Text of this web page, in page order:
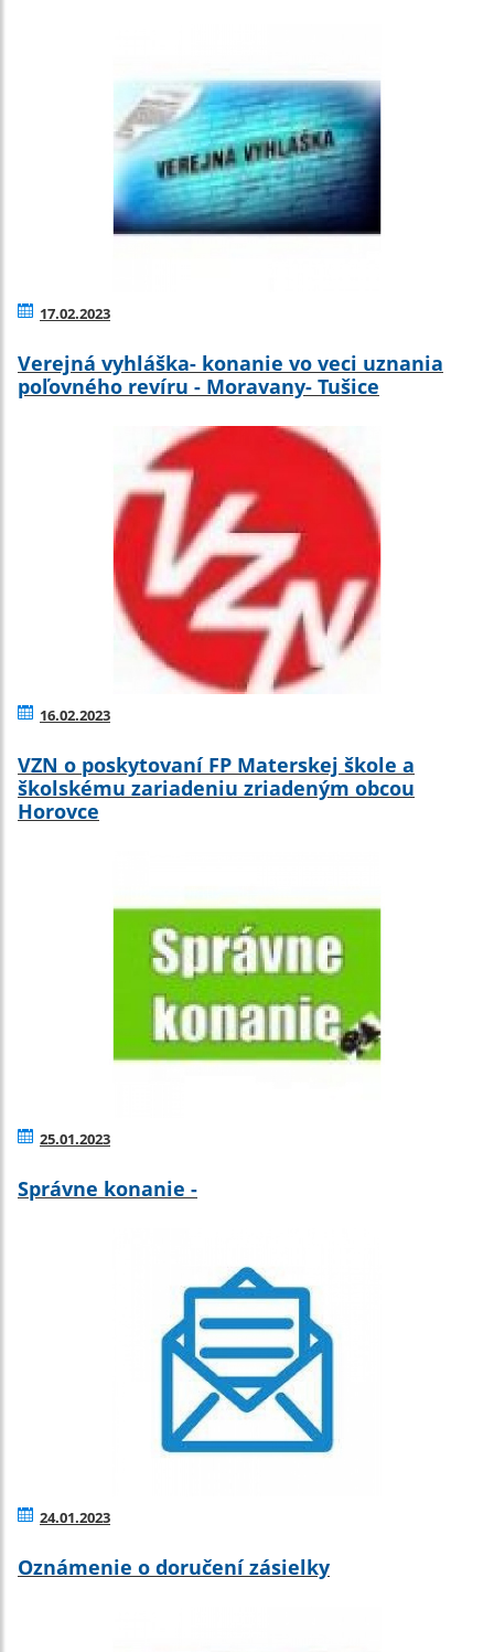
17.02.2023
Verejná vyhláška- konanie vo veci uznania
poľovného revíru - Moravany- Tušice
16.02.2023
VZN o poskytovaní FP Materskej škole a
školskému zariadeniu zriadeným obcou
Horovce
25.01.2023
Správne konanie -
24.01.2023
Oznámenie o doručení zásielky